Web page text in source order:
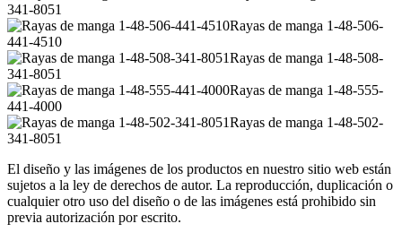
341-8051
Rayas de manga 1-48-506-
441-4510
Rayas de manga 1-48-508-
341-8051
Rayas de manga 1-48-555-
441-4000
Rayas de manga 1-48-502-
341-8051
El diseño y las imágenes de los productos en nuestro sitio web están
sujetos a la ley de derechos de autor. La reproducción, duplicación o
cualquier otro uso del diseño o de las imágenes está prohibido sin
previa autorización por escrito.